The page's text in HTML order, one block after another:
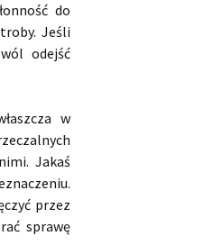
do
Jeśli
odejść
w
Jakaś
przez
sprawę